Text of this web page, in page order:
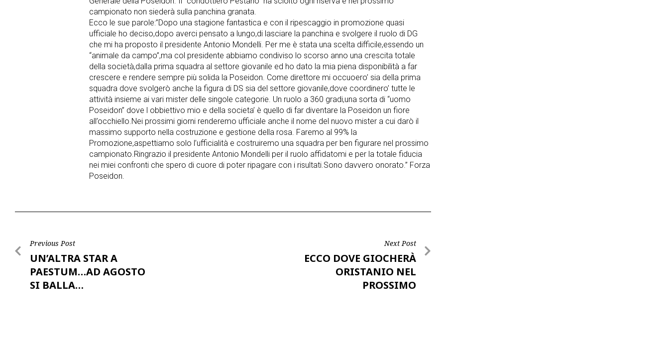
campionato non siederà sulla panchina granata.
Ecco le sue parole:”Dopo una stagione fantastica e con il ripescaggio in promozione quasi
ufficiale ho deciso,dopo averci pensato a lungo,di lasciare la panchina e svolgere il ruolo di DG
che mi ha proposto il presidente Antonio Mondelli. Per me è stata una scelta difficile,essendo un
“animale da campo”,ma col presidente abbiamo condiviso lo scorso anno una crescita totale
della società,dalla prima squadra al settore giovanile ed ho dato la mia piena disponibilità a far
crescere e rendere sempre più solida la Poseidon. Come direttore mi occuoero’ sia della prima
squadra dove svolgerò anche la figura di DS sia del settore giovanile,dove coordinero’ tutte le
attività insieme ai vari mister delle singole categorie. Un ruolo a 360 gradi,una sorta di “uomo
Poseidon” dove l obbiettivo mio e della societa’ è quello di far diventare la Poseidon un fiore
all’occhiello.Nei prossimi giorni renderemo ufficiale anche il nome del nuovo mister a cui darò il
massimo supporto nella costruzione e gestione della rosa. Faremo al 99% la
Promozione,aspettiamo solo l’ufficialità e costruiremo una squadra per ben figurare nel prossimo
campionato.Ringrazio il presidente Antonio Mondelli per il ruolo affidatomi e per la totale fiducia
nei miei confronti che spero di cuore di poter ripagare con i risultati.Sono davvero onorato.” Forza
Poseidon.
Post
navigation
Previous Post
UN’ALTRA STAR A
PAESTUM…AD AGOSTO
SI BALLA…
Next Post
ECCO DOVE GIOCHERÀ
ORISTANIO NEL
PROSSIMO